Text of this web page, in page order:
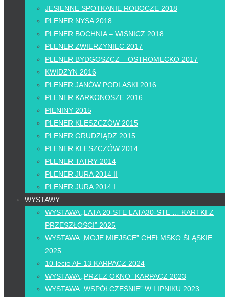
JESIENNE SPOTKANIE ROBOCZE 2018
PLENER NYSA 2018
PLENER BOCHNIA – WIŚNICZ 2018
PLENER ZWIERZYNIEC 2017
PLENER BYDGOSZCZ – OSTROMECKO 2017
KWIDZYN 2016
PLENER JANÓW PODLASKI 2016
PLENER KARKONOSZE 2016
PIENINY 2015
PLENER KLESZCZÓW 2015
PLENER GRUDZIĄDZ 2015
PLENER KLESZCZÓW 2014
PLENER TATRY 2014
PLENER JURA 2014 II
PLENER JURA 2014 I
WYSTAWY
WYSTAWA „LATA 20-STE LATA30-STE … KARTKI Z
PRZESZŁOŚCI” 2025
WYSTAWA „MOJE MIEJSCE” CHEŁMSKO ŚLĄSKIE
2025
10-lecie AF 13 KARPACZ 2024
WYSTAWA „PRZEZ OKNO” KARPACZ 2023
WYSTAWA „WSPÓŁCZEŚNIE” W LIPNIKU 2023